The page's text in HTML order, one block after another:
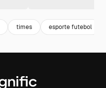
times esporte futebol